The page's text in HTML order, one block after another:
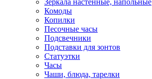
Зеркала настенные, напольные
Комоды
Копилки
Песочные часы
Подсвечники
Подставки для зонтов
Статуэтки
Часы
Чаши, блюда, тарелки